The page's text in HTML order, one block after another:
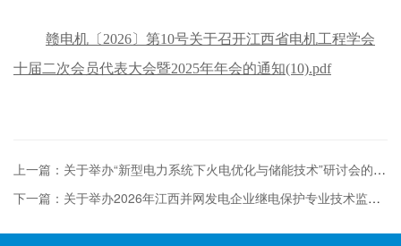
赣电机〔2026〕第10号关于召开江西省电机工程学会
十届二次会员代表大会暨2025年年会的通知(10).pdf
上一篇：关于举办“新型电力系统下火电优化与储能技术”研讨会的通知
下一篇：关于举办2026年江西并网发电企业继电保护专业技术监督工作交流会的通知